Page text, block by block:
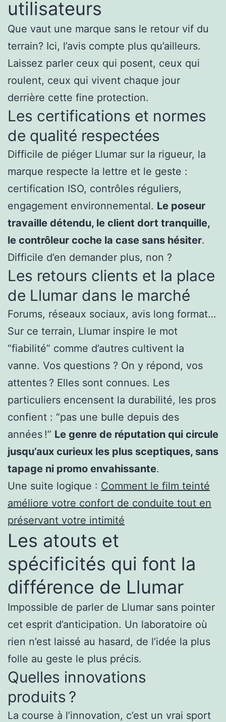
utilisateurs
Que vaut une marque sans le retour vif du
terrain? Ici, l’avis compte plus qu’ailleurs.
Laissez parler ceux qui posent, ceux qui
roulent, ceux qui vivent chaque jour
derrière cette fine protection.
Les certifications et normes
de qualité respectées
Difficile de piéger Llumar sur la rigueur, la
marque respecte la lettre et le geste :
certification ISO, contrôles réguliers,
engagement environnemental. Le poseur
travaille détendu, le client dort tranquille,
le contrôleur coche la case sans hésiter.
Difficile d’en demander plus, non ?
Les retours clients et la place
de Llumar dans le marché
Forums, réseaux sociaux, avis long format…
Sur ce terrain, Llumar inspire le mot
“fiabilité” comme d’autres cultivent la
vanne. Vos questions ? On y répond, vos
attentes ? Elles sont connues. Les
particuliers encensent la durabilité, les pros
confient : “pas une bulle depuis des
années !” Le genre de réputation qui circule
jusqu’aux curieux les plus sceptiques, sans
tapage ni promo envahissante.
Une suite logique : Comment le film teinté
améliore votre confort de conduite tout en
préservant votre intimité
Les atouts et
spécificités qui font la
différence de Llumar
Impossible de parler de Llumar sans pointer
cet esprit d’anticipation. Un laboratoire où
rien n’est laissé au hasard, de l’idée la plus
folle au geste le plus précis.
Quelles innovations
produits ?
La course à l’innovation, c’est un vrai sport